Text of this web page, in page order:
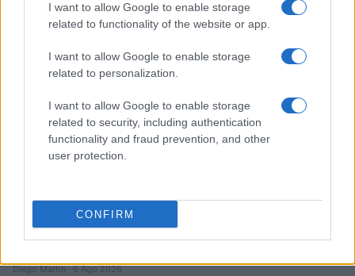
I want to allow Google to enable storage
related to functionality of the website or app.
I want to allow Google to enable storage
related to personalization.
I want to allow Google to enable storage
related to security, including authentication
functionality and fraud prevention, and other
user protection.
CONFIRM
CRIPTOMONEDAS
Diego Martín · 6 Ago 2026